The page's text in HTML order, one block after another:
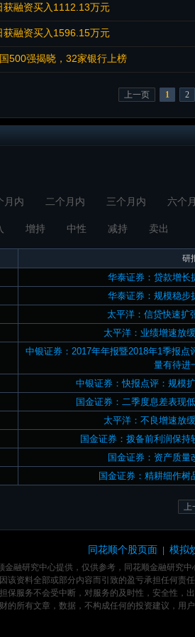
获融资买入1112.13万元
获融资买入1596.15万元
500强揭晓，32家银行上榜
上一页 1 2
月内 二个月内 三个月内 六个
增持 中性 减持 卖出
研
华泰证券：贷款增长
华泰证券：规模稳步
太平洋：信贷快速扩
太平洋：业绩增速放
中银证券：2017年年报暨2018年1季报
量有待进
中银证券：快报点评：规模
国金证券：二季度息差表现
太平洋：不良增速放
国金证券：拨备前利润保
国金证券：资产质量
国金证券：精耕细作树
同花顺个股页面 | 模拟
金融研究中心提供，仅供参考，同花顺金融研究
该资料全部或部分内容而引致的盈亏承担任何
保服务不会受中断，对服务的及时性，安全性，
的所有文章，数据，不构成任何的投资建议，用